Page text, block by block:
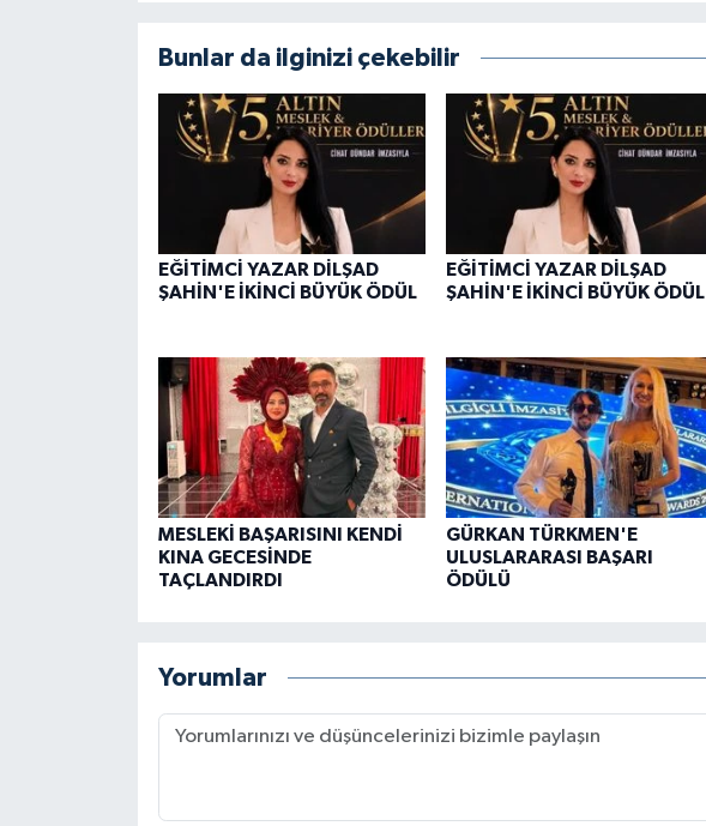
Bunlar da ilginizi çekebilir
EĞİTİMCİ YAZAR DİLŞAD
ŞAHİN'E İKİNCİ BÜYÜK ÖDÜL
EĞİTİMCİ YAZAR DİLŞAD
ŞAHİN'E İKİNCİ BÜYÜK ÖDÜL
MESLEKİ BAŞARISINI KENDİ
KINA GECESİNDE
TAÇLANDIRDI
GÜRKAN TÜRKMEN'E
ULUSLARARASI BAŞARI
ÖDÜLÜ
Yorumlar